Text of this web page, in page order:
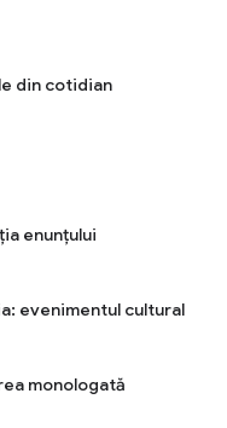
din cotidian
enunţului
evenimentul cultural
monologată